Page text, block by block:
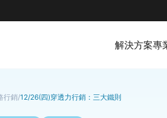
解決方案專
行銷/12/26(四)穿透力行銷：三大鐵則